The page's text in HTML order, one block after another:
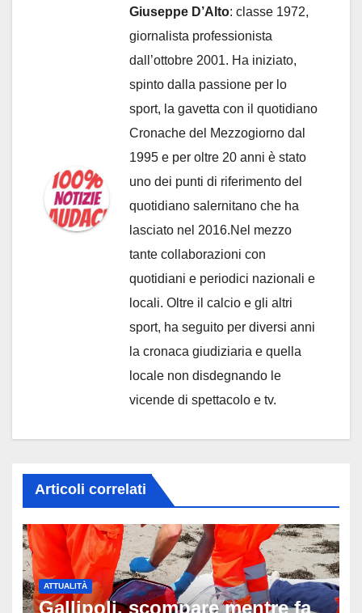
Giuseppe D’Alto: classe 1972,
giornalista professionista
dall’ottobre 2001. Ha iniziato,
spinto dalla passione per lo
sport, la gavetta con il quotidiano
Cronache del Mezzogiorno dal
1995 e per oltre 20 anni è stato
uno dei punti di riferimento del
quotidiano salernitano che ha
lasciato nel 2016.Nel mezzo
tante collaborazioni con
quotidiani e periodici nazionali e
locali. Oltre il calcio e gli altri
sport, ha seguito per diversi anni
la cronaca giudiziaria e quella
locale non disdegnando le
vicende di spettacolo e tv.
Articoli correlati
ATTUALITÀ
Gallipoli, scompare mentre fa